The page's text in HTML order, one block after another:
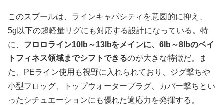
このスプールは、ラインキャパシティを意図的に抑え、
5g以下の超軽量リグにも対応する設計になっている。特
に、 フロロライン10lb～13lbをメインに、6lb～8lbのベイ
トフィネス領域までシフトできるのが大きな特徴だ。ま
た、PEライン使用も視野に入れられており、ジグ撃ちや
小型フロッグ、トップウォータープラグ、カバー撃ちとい
ったシチュエーションにも優れた適応力を発揮する。